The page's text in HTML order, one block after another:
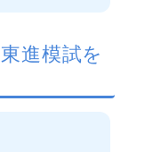
進模試を